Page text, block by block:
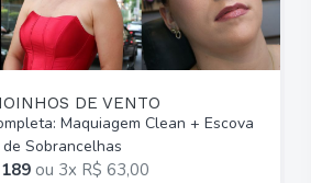
DE VENTO
Maquiagem Clean + Escova
Sobrancelhas
ou 3x R$ 63,00